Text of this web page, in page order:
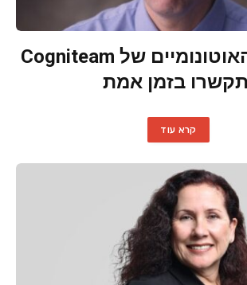
הרובוטים האוטונומיים של Cogniteam
בזמן אמת
קרא עוד